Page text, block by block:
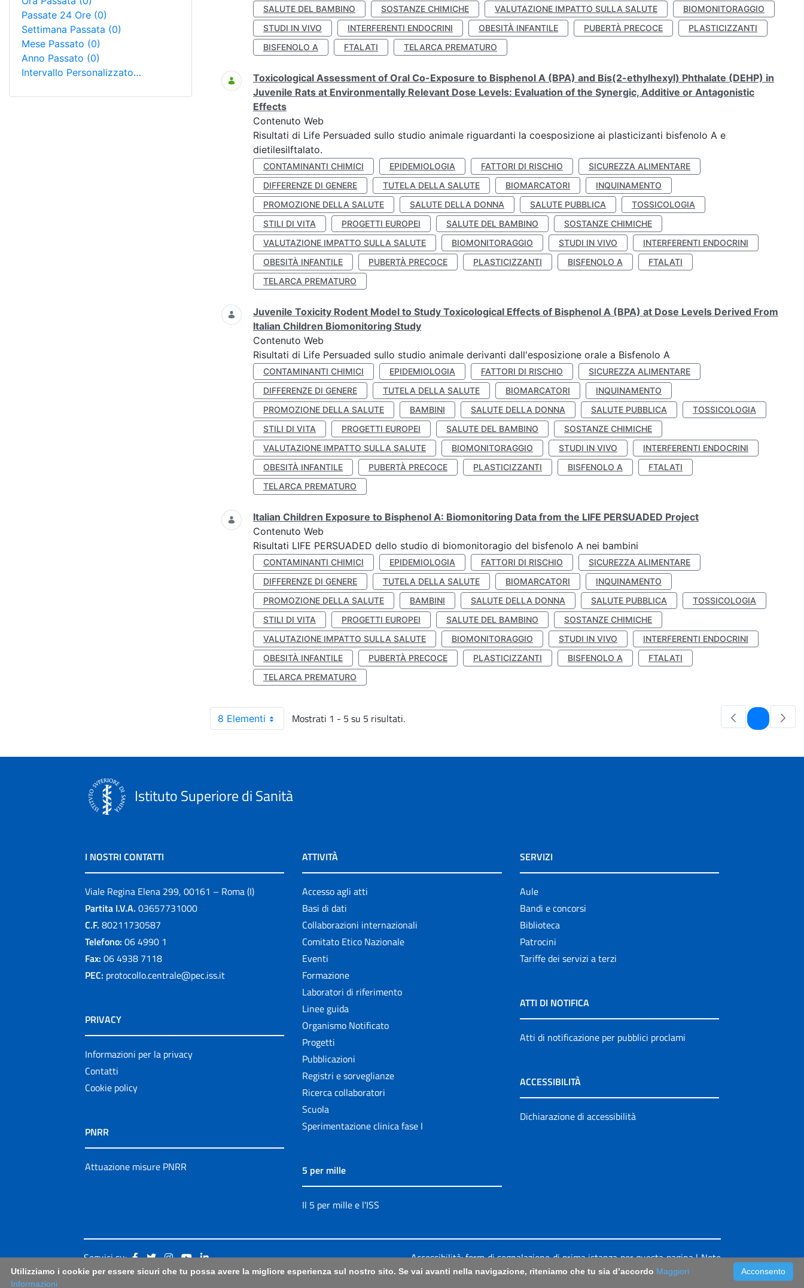
Passate 24 Ore (0)
Settimana Passata (0)
Mese Passato (0)
Anno Passato (0)
Intervallo Personalizzato…
SALUTE DEL BAMBINO
SOSTANZE CHIMICHE VALUTAZIONE IMPATTO SULLA SALUTE
BIOMONITORAGGIO
STUDI IN VIVO
INTERFERENTI ENDOCRINI OBESITÀ INFANTILE PUBERTÀ PRECOCE
PLASTICIZZANTI
BISFENOLO A
FTALATI TELARCA PREMATURO
Toxicological Assessment of Oral Co-Exposure to Bisphenol A (BPA) and Bis(2-ethylhexyl) Phthalate (DEHP) in
Juvenile Rats at Environmentally Relevant Dose Levels: Evaluation of the Synergic, Additive or Antagonistic
Effects
Contenuto Web
Risultati di Life Persuaded sullo studio animale riguardanti la coesposizione ai plasticizanti bisfenolo A e
dietilesilftalato.
CONTAMINANTI CHIMICI EPIDEMIOLOGIA FATTORI DI RISCHIO
SICUREZZA ALIMENTARE
DIFFERENZE DI GENERE
TUTELA DELLA SALUTE BIOMARCATORI
INQUINAMENTO
PROMOZIONE DELLA SALUTE
SALUTE DELLA DONNA SALUTE PUBBLICA
TOSSICOLOGIA
STILI DI VITA
PROGETTI EUROPEI SALUTE DEL BAMBINO
SOSTANZE CHIMICHE
VALUTAZIONE IMPATTO SULLA SALUTE
BIOMONITORAGGIO STUDI IN VIVO
INTERFERENTI ENDOCRINI
OBESITÀ INFANTILE
PUBERTÀ PRECOCE PLASTICIZZANTI BISFENOLO A
FTALATI
TELARCA PREMATURO
Juvenile Toxicity Rodent Model to Study Toxicological Effects of Bisphenol A (BPA) at Dose Levels Derived From
Italian Children Biomonitoring Study
Contenuto Web
Risultati di Life Persuaded sullo studio animale derivanti dall'esposizione orale a Bisfenolo A
CONTAMINANTI CHIMICI EPIDEMIOLOGIA FATTORI DI RISCHIO
SICUREZZA ALIMENTARE
DIFFERENZE DI GENERE
TUTELA DELLA SALUTE BIOMARCATORI
INQUINAMENTO
PROMOZIONE DELLA SALUTE
BAMBINI SALUTE DELLA DONNA SALUTE PUBBLICA
TOSSICOLOGIA
STILI DI VITA
PROGETTI EUROPEI SALUTE DEL BAMBINO
SOSTANZE CHIMICHE
VALUTAZIONE IMPATTO SULLA SALUTE
BIOMONITORAGGIO STUDI IN VIVO
INTERFERENTI ENDOCRINI
OBESITÀ INFANTILE
PUBERTÀ PRECOCE PLASTICIZZANTI BISFENOLO A
FTALATI
TELARCA PREMATURO
Italian Children Exposure to Bisphenol A: Biomonitoring Data from the LIFE PERSUADED Project
Contenuto Web
Risultati LIFE PERSUADED dello studio di biomonitoragio del bisfenolo A nei bambini
CONTAMINANTI CHIMICI EPIDEMIOLOGIA FATTORI DI RISCHIO
SICUREZZA ALIMENTARE
DIFFERENZE DI GENERE
TUTELA DELLA SALUTE BIOMARCATORI
INQUINAMENTO
PROMOZIONE DELLA SALUTE
BAMBINI SALUTE DELLA DONNA SALUTE PUBBLICA
TOSSICOLOGIA
STILI DI VITA
PROGETTI EUROPEI SALUTE DEL BAMBINO
SOSTANZE CHIMICHE
VALUTAZIONE IMPATTO SULLA SALUTE
BIOMONITORAGGIO STUDI IN VIVO
INTERFERENTI ENDOCRINI
OBESITÀ INFANTILE
PUBERTÀ PRECOCE PLASTICIZZANTI BISFENOLO A
FTALATI
TELARCA PREMATURO
8 Elementi Mostrati 1 - 5 su 5 risultati. Pagina
Istituto Superiore di Sanità
I NOSTRI CONTATTI
Viale Regina Elena 299, 00161 – Roma (I)
Partita I.V.A. 03657731000
C.F. 80211730587
Telefono: 06 4990 1
Fax: 06 4938 7118
PEC: protocollo.centrale@pec.iss.it
PRIVACY
Informazioni per la privacy
Contatti
Cookie policy
PNRR
Attuazione misure PNRR
ATTIVITÀ
Accesso agli atti
Basi di dati
Collaborazioni internazionali
Comitato Etico Nazionale
Eventi
Formazione
Laboratori di riferimento
Linee guida
Organismo Notificato
Progetti
Pubblicazioni
Registri e sorveglianze
Ricerca collaboratori
Scuola
Sperimentazione clinica fase I
5 per mille
Il 5 per mille e l'ISS
SERVIZI
Aule
Bandi e concorsi
Biblioteca
Patrocini
Tariffe dei servizi a terzi
ATTI DI NOTIFICA
Atti di notificazione per pubblici proclami
ACCESSIBILITÀ
Dichiarazione di accessibilità
Seguici su: Accessibilità: form di segnalazione di prima istanza per questa pagina|Note
Legali|Sitemap Acconsento
Utilizziamo i cookie per essere sicuri che tu possa avere la migliore esperienza sul nostro sito. Se vai avanti nella navigazione, riteniamo che tu sia d’accordo Maggiori
Informazioni